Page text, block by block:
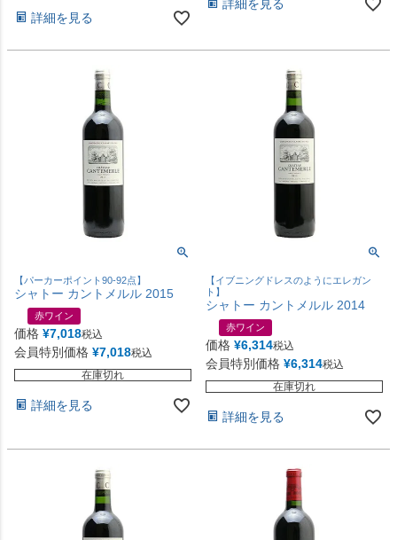
詳細を見る
詳細を見る
【パーカーポイント90-92点】
シャトー カントメルル 2015
赤ワイン
価格 ¥7,018税込
会員特別価格 ¥7,018税込
在庫切れ
詳細を見る
【イブニングドレスのようにエレガン
ト】
シャトー カントメルル 2014
赤ワイン
価格 ¥6,314税込
会員特別価格 ¥6,314税込
在庫切れ
詳細を見る